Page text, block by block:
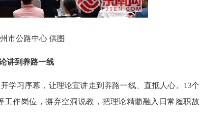
市公路中心 供图
讲到养路一线
学习序幕，让理论宣讲走到养路一线、直抵人心。13个
作岗位，摒弃空洞说教，把理论精髓融入日常履职故